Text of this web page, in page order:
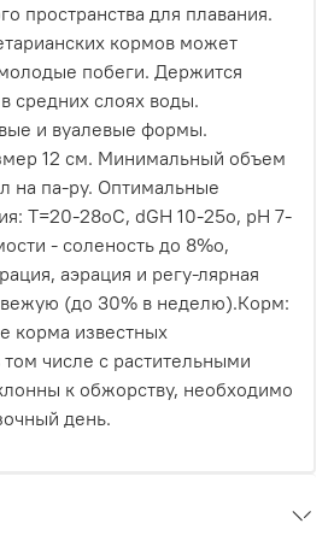
пространства для плавания.
кормов может
побеги. Держится
средних слоях воды.
и вуалевые формы.
12 см. Минимальный объем
на па-ру. Оптимальные
Т=20-28оС, dGH 10-25о, рН 7-
- соленость до 8%о,
аэрация и регу-лярная
(до 30% в неделю).Корм:
корма известных
числе с растительными
к обжорству, необходимо
день.